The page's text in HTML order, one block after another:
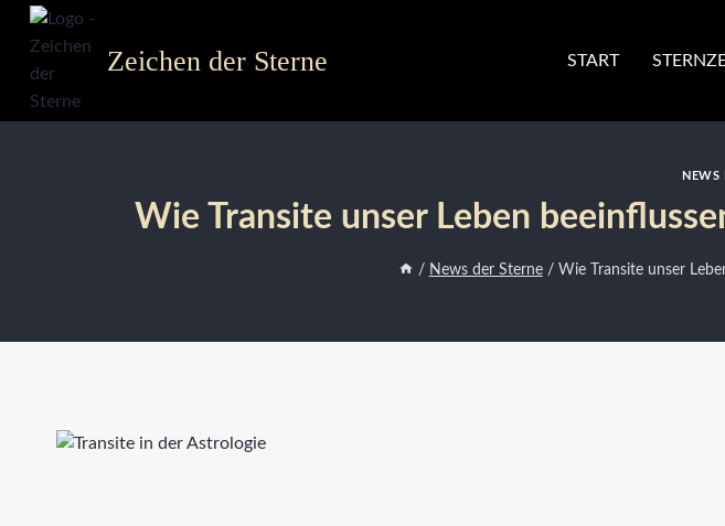
Zum
Inhalt
springen
Zeichen der Sterne START
NEWS
Wie Transite unser Leben
/ News der Sterne / Wie Transite unser